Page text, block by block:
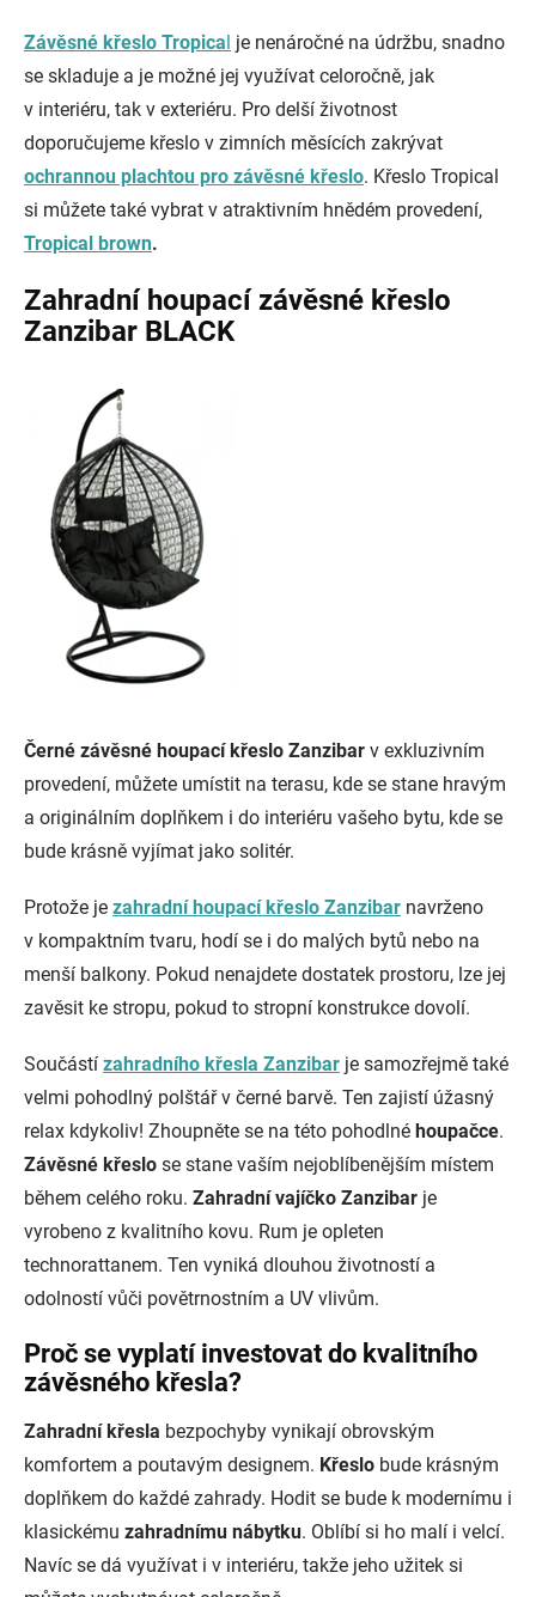
Závěsné křeslo Tropica je nenáročné na údržbu, snadno
se skladuje a je možné jej využívat celoročně, jak
v interiéru, tak v exteriéru. Pro delší životnost
doporučujeme křeslo v zimních měsících zakrývat
ochrannou plachtou pro závěsné křeslo. Křeslo Tropical
si můžete také vybrat v atraktivním hnědém provedení,
Tropical brown.
Zahradní houpací závěsné křeslo
Zanzibar BLACK
Černé závěsné houpací křeslo Zanzibar v exkluzivním
provedení, můžete umístit na terasu, kde se stane hravým
a originálním doplňkem i do interiéru vašeho bytu, kde se
bude krásně vyjímat jako solitér.
Protože je zahradní houpací křeslo Zanzibar navrženo
v kompaktním tvaru, hodí se i do malých bytů nebo na
menší balkony. Pokud nenajdete dostatek prostoru, lze jej
zavěsit ke stropu, pokud to stropní konstrukce dovolí.
Součástí zahradního křesla Zanzibar je samozřejmě také
velmi pohodlný polštář v černé barvě. Ten zajistí úžasný
relax kdykoliv! Zhoupněte se na této pohodlné houpačce.
Závěsné křeslo se stane vaším nejoblíbenějším místem
během celého roku. Zahradní vajíčko Zanzibar je
vyrobeno z kvalitního kovu. Rum je opleten
technorattanem. Ten vyniká dlouhou životností a
odolností vůči povětrnostním a UV vlivům.
Proč se vyplatí investovat do kvalitního
závěsného křesla?
Zahradní křesla bezpochyby vynikají obrovským
komfortem a poutavým designem. Křeslo bude krásným
doplňkem do každé zahrady. Hodit se bude k modernímu i
klasickému zahradnímu nábytku. Oblíbí si ho malí i velcí.
Navíc se dá využívat i v interiéru, takže jeho užitek si